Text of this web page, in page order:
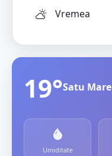
Vremea
19°Satu Mare
Umiditate